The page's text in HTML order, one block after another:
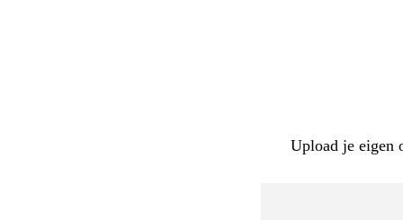
Upload je eigen